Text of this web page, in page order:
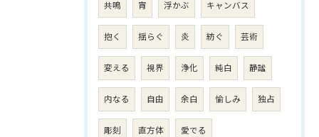
共鳴 宵 浮かぶ キャンバス
抱く 揺らぐ 炎 紡ぐ 芸術
変える 視界 浄化 純白 静謐
内なる 自由 余白 愉しみ 独占
彫刻 直方体 愛でる